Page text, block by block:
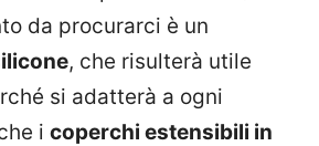
da procurarci è un
, che risulterà utile
si adatterà a ogni
i coperchi estensibili in